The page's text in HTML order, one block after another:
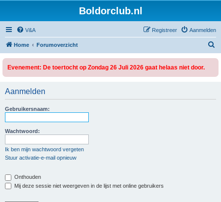
Boldorclub.nl
V&A Aanmelden
Registreer
Home Forumoverzicht
Evenement: De toertocht op Zondag 26 Juli 2026 gaat helaas niet door.
Aanmelden
Gebruikersnaam:
Wachtwoord:
Ik ben mijn wachtwoord vergeten
Stuur activatie-e-mail opnieuw
Onthouden
Mij deze sessie niet weergeven in de lijst met online gebruikers